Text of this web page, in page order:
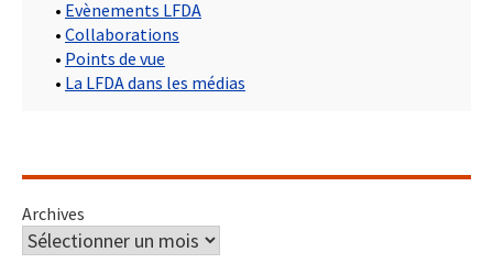
• Evènements LFDA
• Collaborations
• Points de vue
• La LFDA dans les médias
Archives